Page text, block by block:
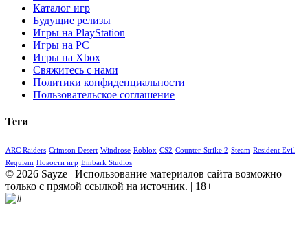
Каталог игр
Будущие релизы
Игры на PlayStation
Игры на PC
Игры на Xbox
Свяжитесь с нами
Политики конфиденциальности
Пользовательское соглашение
Теги
ARC Raiders Crimson Desert Windrose Roblox CS2 Counter-Strike 2 Steam Resident Evil
Requiem Новости игр Embark Studios
© 2026 Sayze | Использование материалов сайта возможно
только с прямой ссылкой на источник. | 18+